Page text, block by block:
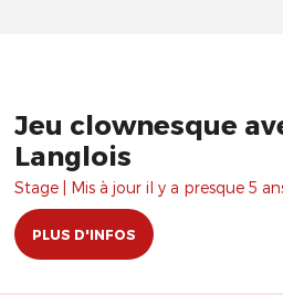
Jeu clownesque
Langlois
Stage | Mis à jour il y a presque 5
PLUS D'INFOS